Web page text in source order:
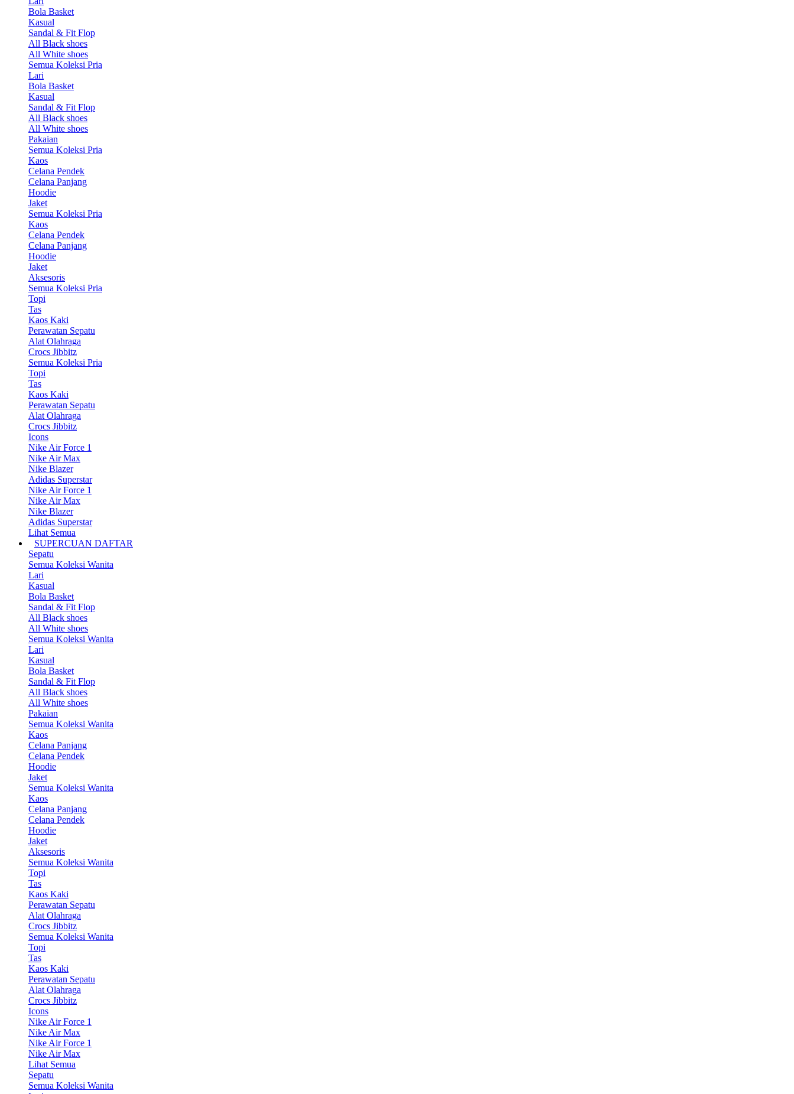
Bola Basket
Kasual
Sandal & Fit Flop
All Black shoes
All White shoes
Semua Koleksi Pria
Lari
Bola Basket
Kasual
Sandal & Fit Flop
All Black shoes
All White shoes
Pakaian
Semua Koleksi Pria
Kaos
Celana Pendek
Celana Panjang
Hoodie
Jaket
Semua Koleksi Pria
Kaos
Celana Pendek
Celana Panjang
Hoodie
Jaket
Aksesoris
Semua Koleksi Pria
Topi
Tas
Kaos Kaki
Perawatan Sepatu
Alat Olahraga
Crocs Jibbitz
Semua Koleksi Pria
Topi
Tas
Kaos Kaki
Perawatan Sepatu
Alat Olahraga
Crocs Jibbitz
Icons
Nike Air Force 1
Nike Air Max
Nike Blazer
Adidas Superstar
Nike Air Force 1
Nike Air Max
Nike Blazer
Adidas Superstar
Lihat Semua
SUPERCUAN DAFTAR
Sepatu
Semua Koleksi Wanita
Lari
Kasual
Bola Basket
Sandal & Fit Flop
All Black shoes
All White shoes
Semua Koleksi Wanita
Lari
Kasual
Bola Basket
Sandal & Fit Flop
All Black shoes
All White shoes
Pakaian
Semua Koleksi Wanita
Kaos
Celana Panjang
Celana Pendek
Hoodie
Jaket
Semua Koleksi Wanita
Kaos
Celana Panjang
Celana Pendek
Hoodie
Jaket
Aksesoris
Semua Koleksi Wanita
Topi
Tas
Kaos Kaki
Perawatan Sepatu
Alat Olahraga
Crocs Jibbitz
Semua Koleksi Wanita
Topi
Tas
Kaos Kaki
Perawatan Sepatu
Alat Olahraga
Crocs Jibbitz
Icons
Nike Air Force 1
Nike Air Max
Nike Air Force 1
Nike Air Max
Lihat Semua
Sepatu
Semua Koleksi Wanita